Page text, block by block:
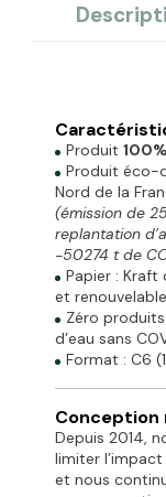
Produit
Produit éco-
Nord de la
(émission de
replantation
-50274 t de
Papier : Kraft
et
Zéro
d’eau sans
Format : C6
Conception
Depuis 2014,
limiter
et nous